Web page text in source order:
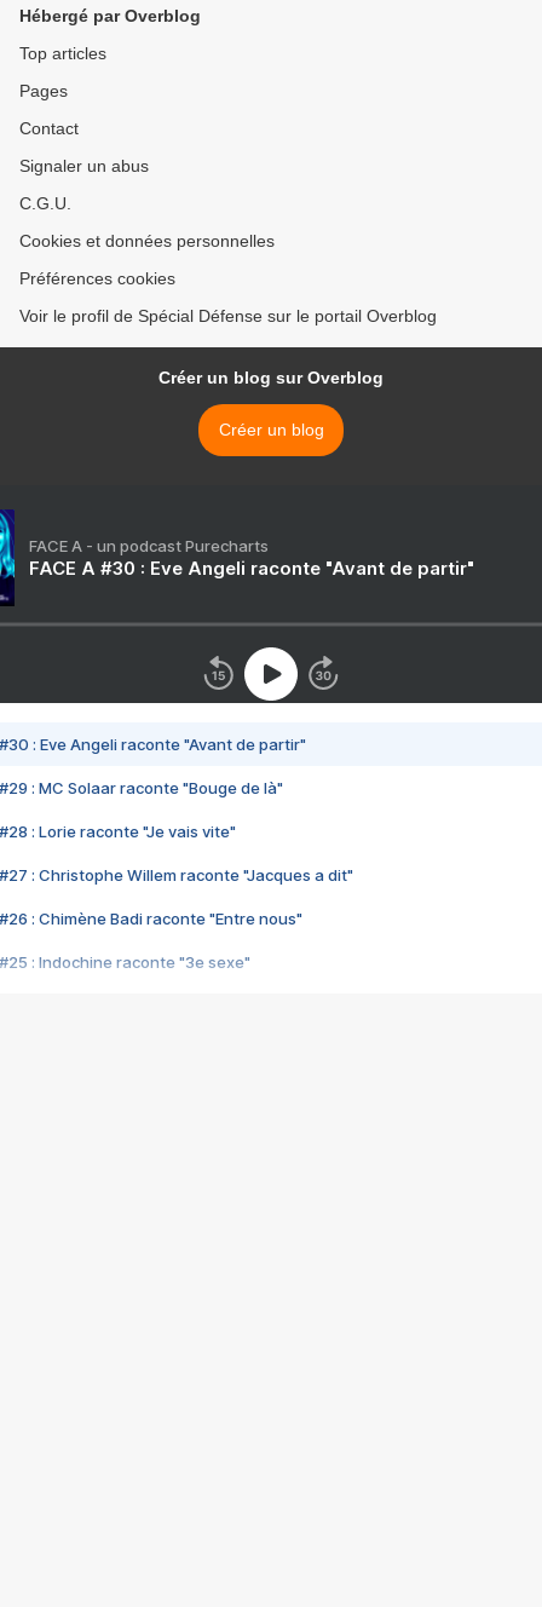
Hébergé par Overblog
Top articles
Pages
Contact
Signaler un abus
C.G.U.
Cookies et données personnelles
Préférences cookies
Voir le profil de Spécial Défense sur le portail Overblog
Créer un blog sur Overblog
Créer un blog
FACE A - un podcast Purecharts
FACE A #30 : Eve Angeli raconte "Avant de partir"
#30 : Eve Angeli raconte "Avant de partir"
#29 : MC Solaar raconte "Bouge de là"
#28 : Lorie raconte "Je vais vite"
#27 : Christophe Willem raconte "Jacques a dit"
#26 : Chimène Badi raconte "Entre nous"
#25 : Indochine raconte "3e sexe"